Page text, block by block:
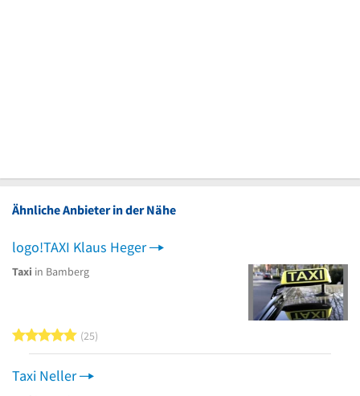
Ähnliche Anbieter in der Nähe
logo!TAXI Klaus Heger
Taxi in Bamberg
5 von 5 Sternen
25
Taxi Neller